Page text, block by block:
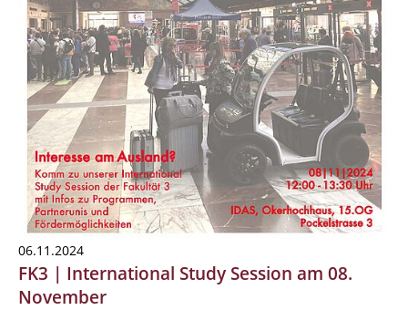
06.11.2024
FK3 | International Study Session am 08.
November